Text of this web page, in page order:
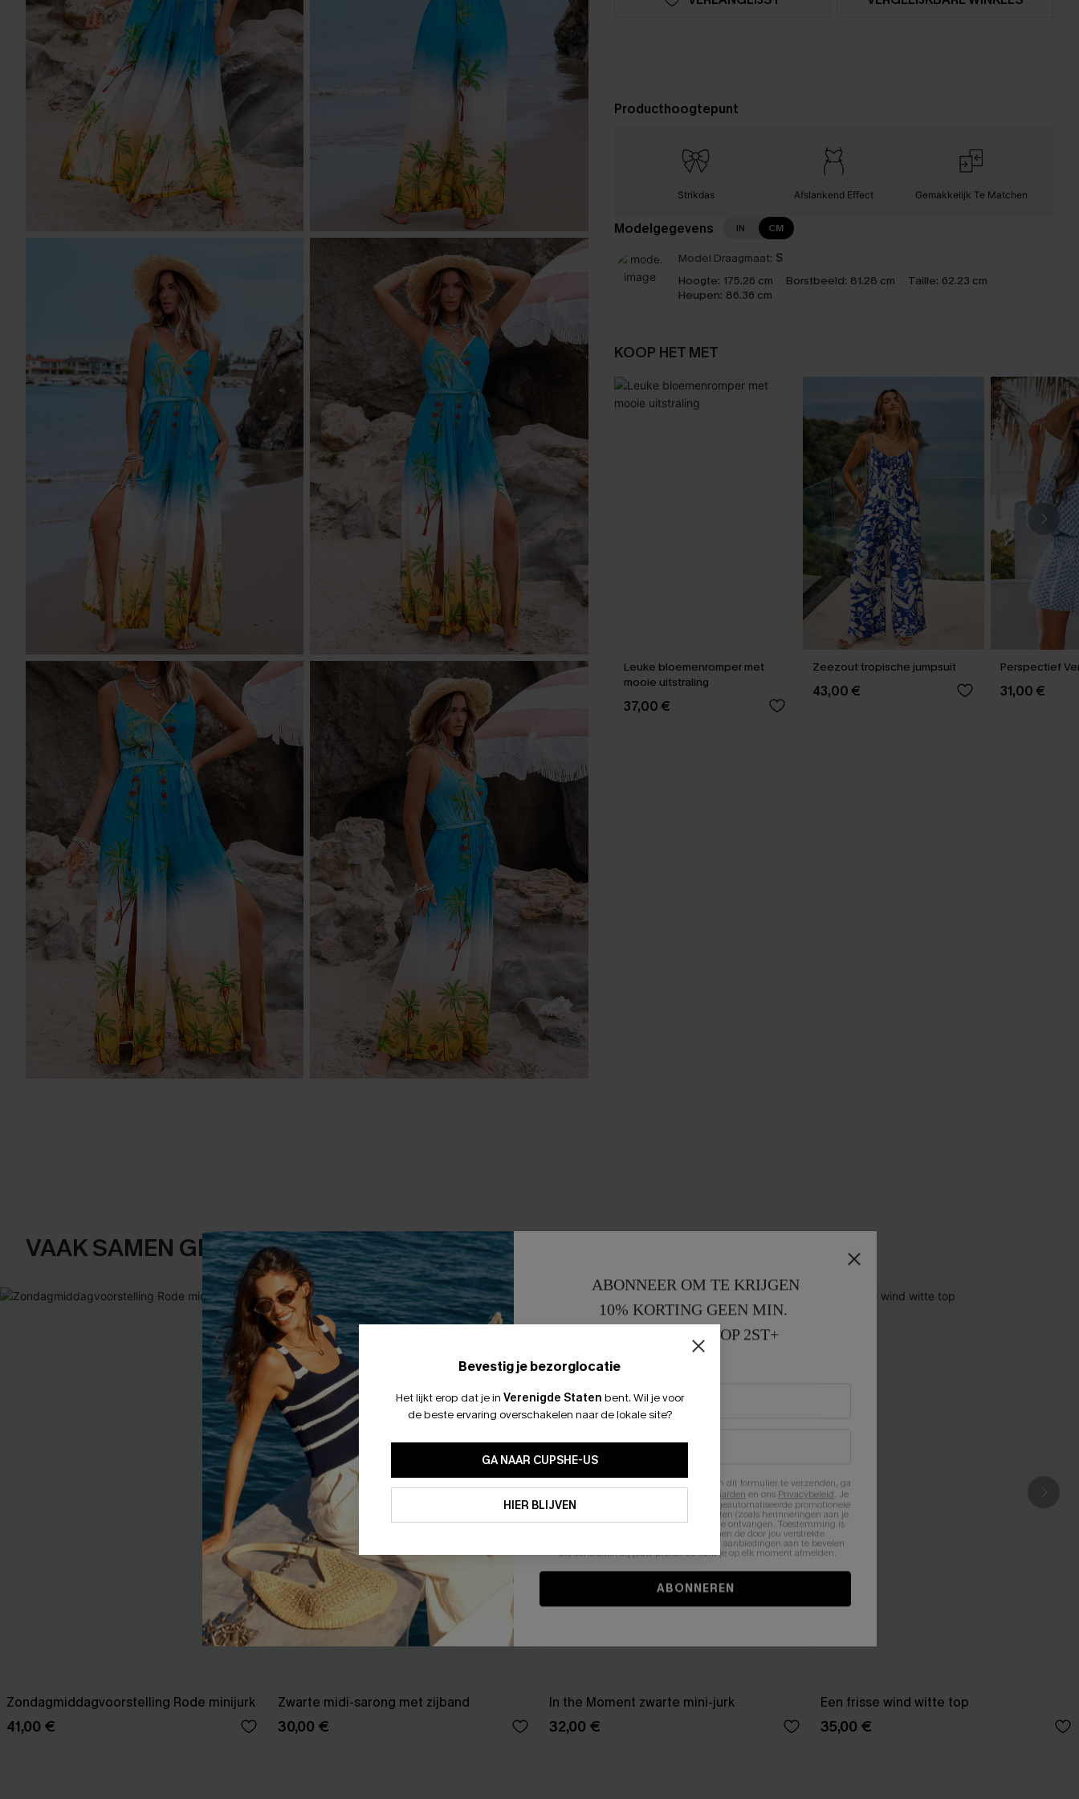
Producthoogtepunt
Strikdas Afslankend Effect Gemakkelijk Te Matchen
Modelgegevens IN CM
Model Draagmaat: S
Hoogte: 175.26 cm Borstbeeld: 81.28 cm Taille: 62.23 cm
Heupen: 86.36 cm
KOOP HET MET
Leuke bloemenromper met
mooie uitstraling
37,00 €
Zeezout tropische jumpsuit
43,00 €
Perspectief
31,00 €
VAAK SAMEN GEKOCHT
Zondagmiddagvoorstelling Rode minijurk
41,00 €
Zwarte midi-sarong met zijband
30,00 €
In the Moment zwarte mini-jurk
32,00 €
Een frisse wind witte top
35,00 €
Bevestig je bezorglocatie
Het lijkt erop dat je in Verenigde Staten bent. Wil je voor
de beste ervaring overschakelen naar de lokale site?
GA NAAR CUPSHE-US
HIER BLIJVEN
ABONNEER OM TE KRIJGEN
10% KORTING GEEN MIN.
15% KORTING OP 2ST+
Door je contactgegevens in te vullen en dit formulier te verzenden, ga
Algemene Voorwaarden en ons Privacybeleid. Je
stemt er tevens mee in om herhaalde geautomatiseerde promotionele
en gepersonaliseerde marketingberichten (zoals herinneringen aan je
winkelwagen) en e-mails van Cupshe te ontvangen. Toestemming is
niet vereist voor een aankoop. We kunnen de door jou verstrekte
informatie gebruiken om producten en aanbiedingen aan te bevelen
die aansluiten bij jouw profiel. Je kunt je op elk moment afmelden.
ABONNEREN